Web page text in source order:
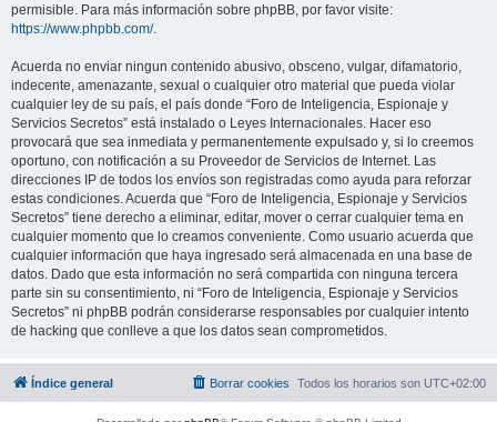
permisible. Para más información sobre phpBB, por favor visite:
https://www.phpbb.com/.
Acuerda no enviar ningun contenido abusivo, obsceno, vulgar, difamatorio,
indecente, amenazante, sexual o cualquier otro material que pueda violar
cualquier ley de su país, el país donde “Foro de Inteligencia, Espionaje y
Servicios Secretos” está instalado o Leyes Internacionales. Hacer eso
provocará que sea inmediata y permanentemente expulsado y, si lo creemos
oportuno, con notificación a su Proveedor de Servicios de Internet. Las
direcciones IP de todos los envíos son registradas como ayuda para reforzar
estas condiciones. Acuerda que “Foro de Inteligencia, Espionaje y Servicios
Secretos” tiene derecho a eliminar, editar, mover o cerrar cualquier tema en
cualquier momento que lo creamos conveniente. Como usuario acuerda que
cualquier información que haya ingresado será almacenada en una base de
datos. Dado que esta información no será compartida con ninguna tercera
parte sin su consentimiento, ni “Foro de Inteligencia, Espionaje y Servicios
Secretos” ni phpBB podrán considerarse responsables por cualquier intento
de hacking que conlleve a que los datos sean comprometidos.
Índice general Todos los horarios son UTC+02:00
Borrar cookies